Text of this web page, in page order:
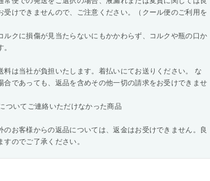
けできませんので、ご注意ください。（クール便のご利用を
クに損傷が見当たらないにもかかわらず、コルクや瓶の口か
は当社が負担いたします。着払いにてお送りください。 な
合であっても、返品を含めその他一切の請求をお受けできませ
ついてご連絡いただけなかった商品
お客様からの返品については、返金はお受けできません。良
のでご了承ください。